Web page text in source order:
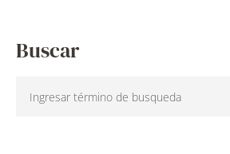
Buscar